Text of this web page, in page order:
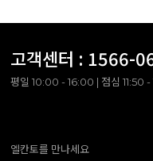
고객센터 : 1566-
평일 10:00 - 16:00 | 점심 11:50
엘칸토를 만나세요